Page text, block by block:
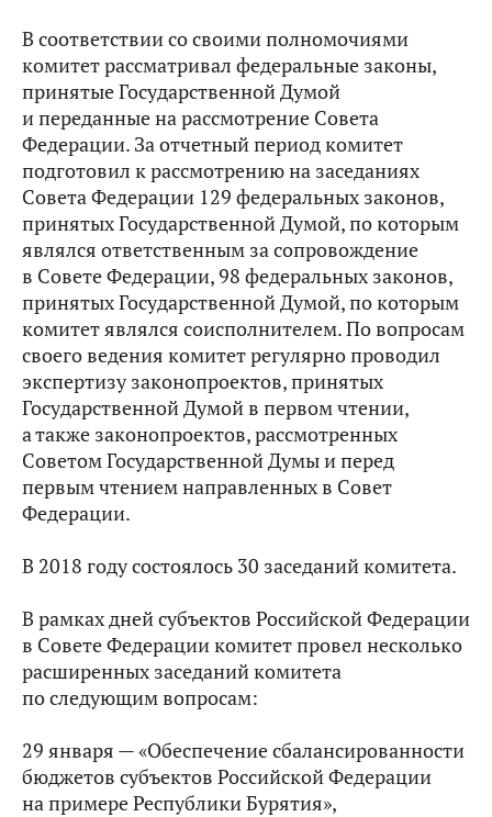
В соответствии со своими полномочиями
комитет рассматривал федеральные законы,
принятые Государственной Думой
и переданные на рассмотрение Совета
Федерации. За отчетный период комитет
подготовил к рассмотрению на заседаниях
Совета Федерации 129 федеральных законов,
принятых Государственной Думой, по которым
являлся ответственным за сопровождение
в Совете Федерации, 98 федеральных законов,
принятых Государственной Думой, по которым
комитет являлся соисполнителем. По вопросам
своего ведения комитет регулярно проводил
экспертизу законопроектов, принятых
Государственной Думой в первом чтении,
а также законопроектов, рассмотренных
Советом Государственной Думы и перед
первым чтением направленных в Совет
Федерации.
В 2018 году состоялось 30 заседаний комитета.
В рамках дней субъектов Российской Федерации
в Совете Федерации комитет провел несколько
расширенных заседаний комитета
по следующим вопросам:
29 января — «Обеспечение сбалансированности
бюджетов субъектов Российской Федерации
на примере Республики Бурятия»,